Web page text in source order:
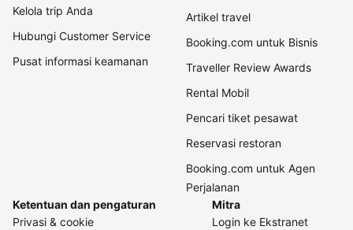
Kelola trip Anda
Hubungi Customer Service
Pusat informasi keamanan
Artikel travel
Booking.com untuk Bisnis
Traveller Review Awards
Rental Mobil
Pencari tiket pesawat
Reservasi restoran
Booking.com untuk Agen
Perjalanan
Ketentuan dan pengaturan
Privasi & cookie
Mitra
Login ke Ekstranet